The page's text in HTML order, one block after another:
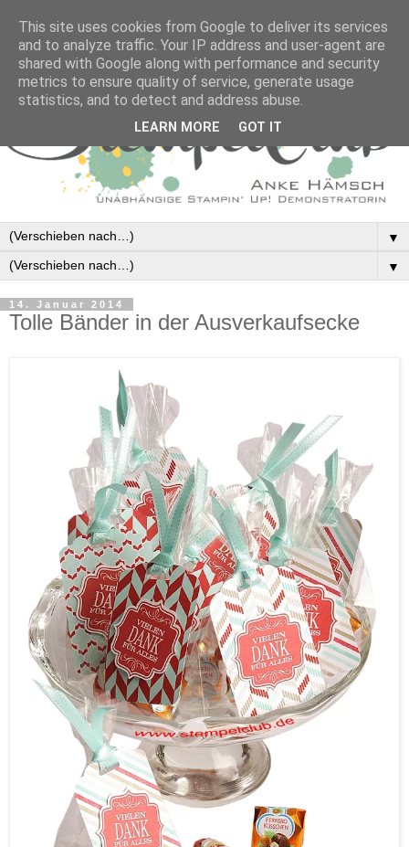
▼
▼
14. Januar 2014
Tolle Bänder in der Ausverkaufsecke
This site uses cookies from Google to deliver its services
and to analyze traffic. Your IP address and user-agent are
shared with Google along with performance and security
metrics to ensure quality of service, generate usage
statistics, and to detect and address abuse.
LEARN MORE GOT IT